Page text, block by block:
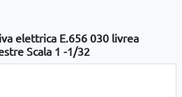
elettrica E.656 030 livrea
Scala 1 -1/32